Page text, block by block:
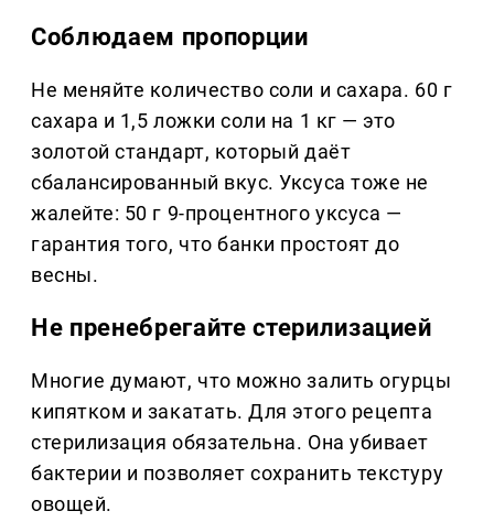
Соблюдаем пропорции
Не меняйте количество соли и сахара. 60 г
сахара и 1,5 ложки соли на 1 кг — это
золотой стандарт, который даёт
сбалансированный вкус. Уксуса тоже не
жалейте: 50 г 9-процентного уксуса —
гарантия того, что банки простоят до
весны.
Не пренебрегайте стерилизацией
Многие думают, что можно залить огурцы
кипятком и закатать. Для этого рецепта
стерилизация обязательна. Она убивает
бактерии и позволяет сохранить текстуру
овощей.